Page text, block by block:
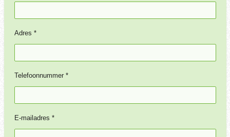
Adres *
Telefoonnummer *
E-mailadres *